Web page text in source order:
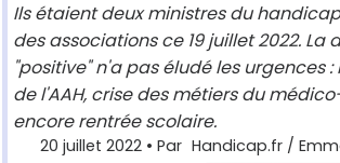
Ils étaient deux ministres du
des associations ce 19 juillet 2022. La
"positive" n'a pas éludé les urgences
de l'AAH, crise des métiers du
encore rentrée scolaire.
20 juillet 2022 • Par Handicap.fr /